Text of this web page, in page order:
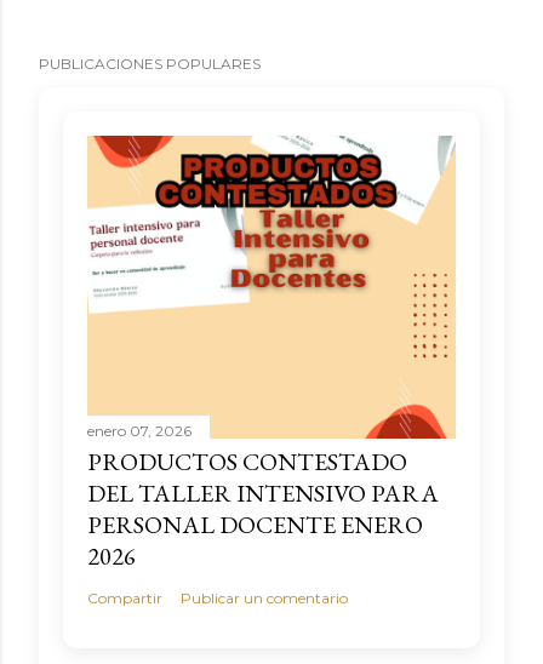
PUBLICACIONES POPULARES
enero 07, 2026
PRODUCTOS CONTESTADO
DEL TALLER INTENSIVO PARA
PERSONAL DOCENTE ENERO
2026
Compartir Publicar un comentario